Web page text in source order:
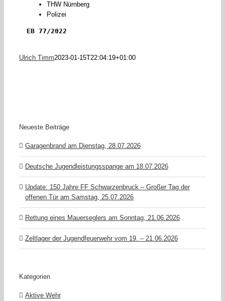
THW Nürnberg
Polizei
EB 77/2022
Ulrich Timm2023-01-15T22:04:19+01:00
Neueste Beiträge
Garagenbrand am Dienstag, 28.07.2026
Deutsche Jugendleistungsspange am 18.07.2026
Update: 150 Jahre FF Schwarzenbruck – Großer Tag der
offenen Tür am Samstag, 25.07.2026
Rettung eines Mauerseglers am Sonntag, 21.06.2026
Zeltlager der Jugendfeuerwehr vom 19. – 21.06.2026
Kategorien
Aktive Wehr